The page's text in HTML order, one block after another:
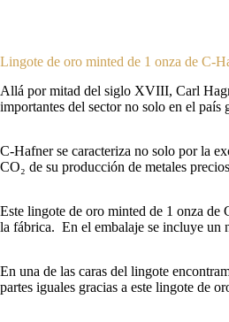
Lingote de oro minted de 1 onza de C-
Allá por mitad del siglo XVIII, Carl
importantes del sector no solo en el país
C-Hafner se caracteriza no solo por la
CO₂ de su producción de metales
Este lingote de oro minted de 1 onza de
la fábrica. En el embalaje se incluye un
En una de las caras del lingote
partes iguales gracias a este lingote de